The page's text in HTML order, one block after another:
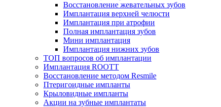
Восстановление жевательных зубов
Имплантация верхней челюсти
Имплантация при атрофии
Полная имплантация зубов
Мини имплантация
Имплантация нижних зубов
ТОП вопросов об имплантации
Имплантация ROOTT
Восстановление методом Resmile
Птеригоидные импланты
Крыловидные импланты
Акции на зубные имплантаты